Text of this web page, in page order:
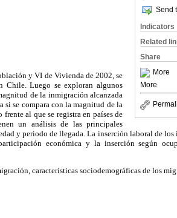
Send
Indicators
Related
Share
More
More
y VI de Vivienda de 2002, se
Chile. Luego se exploran algunos
de la inmigración alcanzada
si se compara con la magnitud de la
al que se registra en países de
un análisis de las principales
y periodo de llegada. La inserción laboral de
económica y la inserción según
características sociodemográficas de los